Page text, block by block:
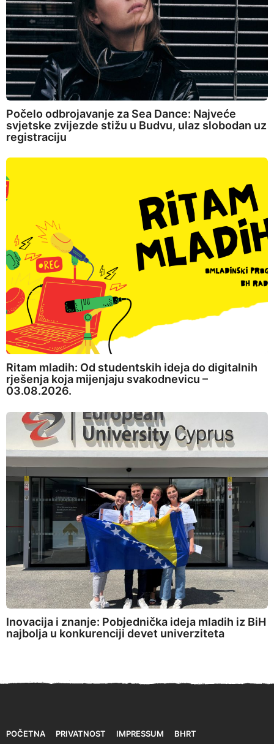
Počelo odbrojavanje za Sea Dance: Najveće
svjetske zvijezde stižu u Budvu, ulaz slobodan uz
registraciju
Ritam mladih: Od studentskih ideja do digitalnih
rješenja koja mijenjaju svakodnevicu –
03.08.2026.
Inovacija i znanje: Pobjednička ideja mladih iz BiH
najbolja u konkurenciji devet univerziteta
POČETNA PRIVATNOST IMPRESSUM BHRT